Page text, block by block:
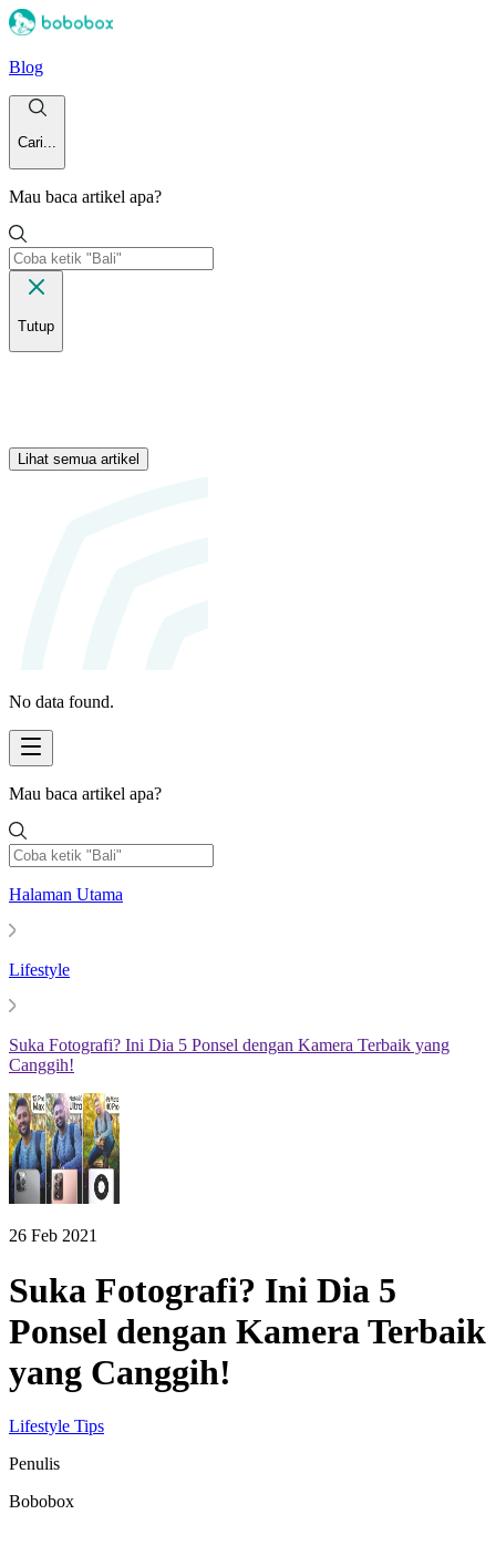
Blog
Cari...
Mau baca artikel apa?
Tutup
Lihat semua artikel
No data found.
Mau baca artikel apa?
Halaman Utama
Lifestyle
Suka Fotografi? Ini Dia 5 Ponsel dengan Kamera Terbaik yang
Canggih!
26 Feb 2021
Suka Fotografi? Ini Dia 5
Ponsel dengan Kamera Terbaik
yang Canggih!
Lifestyle Tips
Penulis
Bobobox